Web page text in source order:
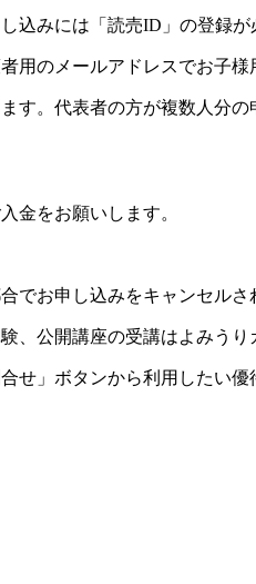
込みには「読売ID」の登録が
のメールアドレスでお子様
。代表者の方が複数人分
金をお願いします。
お申し込みをキャンセルさ
公開講座の受講はよみうり
」ボタンから利用したい優